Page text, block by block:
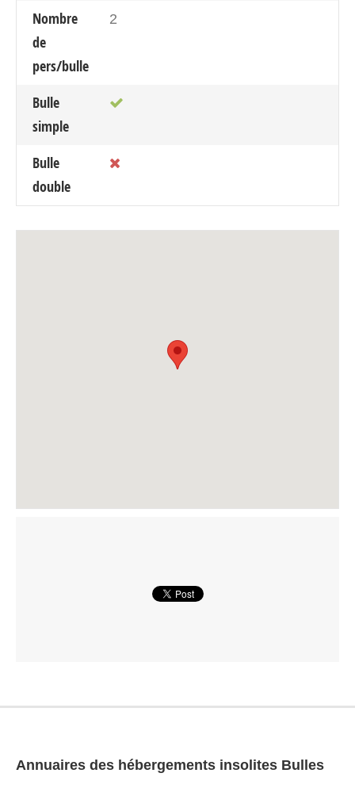
Nombre
de
pers/bulle
2
Bulle
simple
Bulle
double
Annuaires des hébergements insolites Bulles